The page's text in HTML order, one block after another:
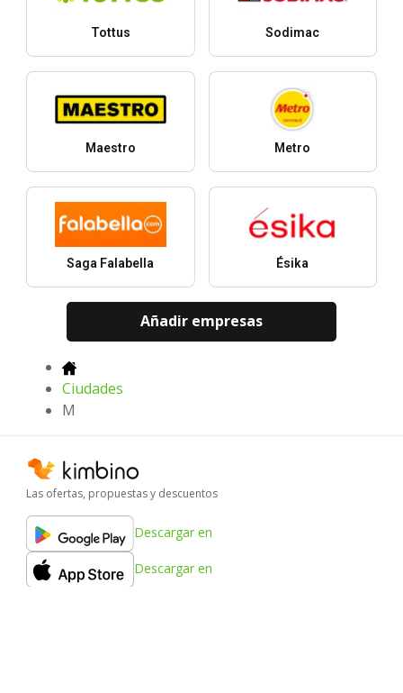
Tottus Sodimac
Maestro Metro
Saga Falabella Ésika
Añadir empresas
Ciudades
M
Las ofertas, propuestas y descuentos
Descargar en
Descargar en